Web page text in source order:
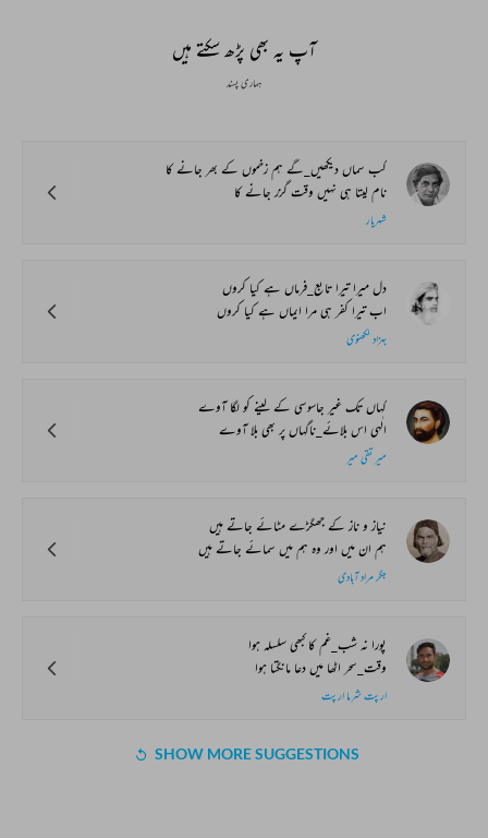
آپ یہ بھی پڑھ سکتے ہیں
ہماری پسند
کب سماں دیکھیں_گے ہم زخموں کے بھر جانے کا
نام لیتا ہی نہیں وقت گزر جانے کا
شہریار
دل میرا تیرا تابع_فرماں ہے کیا کروں
اب تیرا کفر ہی مرا ایماں ہے کیا کروں
بہزاد لکھنوی
کہاں تک غیر جاسوسی کے لینے کو لگا آوے
الٰہی اس بلائے_ناگہاں پر بھی بلا آوے
میر تقی میر
نیاز و ناز کے جھگڑے مٹائے جاتے ہیں
ہم ان میں اور وہ ہم میں سمائے جاتے ہیں
جگر مراد آبادی
پورا نہ شب_غم کا کبھی سلسلہ ہوا
وقت_سحر اٹھا میں دعا مانگتا ہوا
ارپت شرما ارپت
SHOW MORE SUGGESTIONS